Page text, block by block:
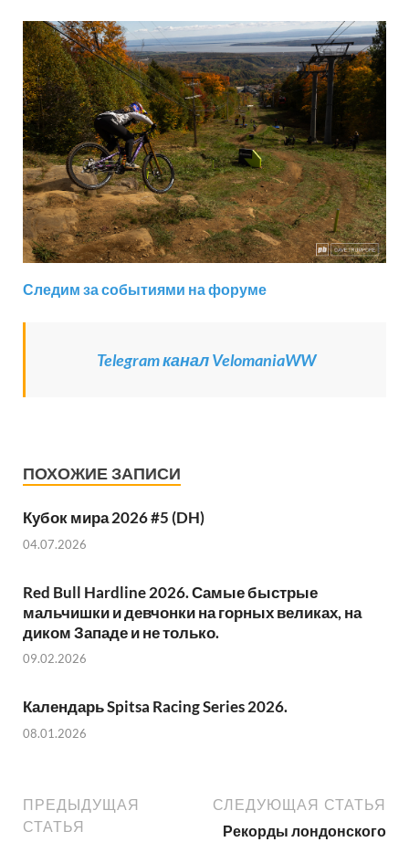
Следим за событиями на форуме
Telegram канал VelomaniaWW
ПОХОЖИЕ ЗАПИСИ
Кубок мира 2026 #5 (DH)
04.07.2026
Red Bull Hardline 2026. Самые быстрые
мальчишки и девчонки на горных великах, на
диком Западе и не только.
09.02.2026
Календарь Spitsa Racing Series 2026.
08.01.2026
ПРЕДЫДУЩАЯ
СТАТЬЯ
СЛЕДУЮЩАЯ СТАТЬЯ
Рекорды лондонского